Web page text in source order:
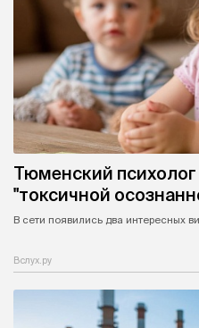
Тюменский психолог
"токсичной
В сети появились два интересных
Вслух.ру